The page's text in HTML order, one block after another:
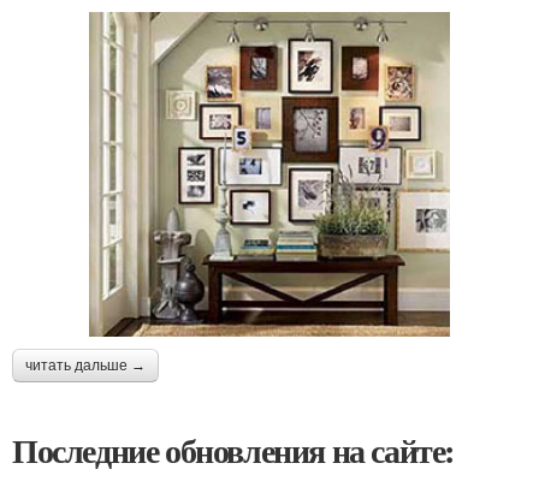
читать дальше →
Последние обновления на сайте: